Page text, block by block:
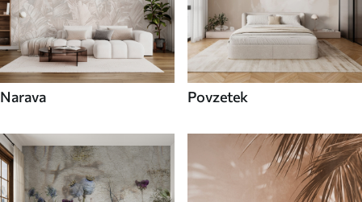
Narava Povzetek